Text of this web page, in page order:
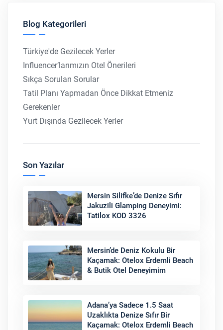
Blog Kategorileri
Türkiye'de Gezilecek Yerler
Influencer’larımızın Otel Önerileri
Sıkça Sorulan Sorular
Tatil Planı Yapmadan Önce Dikkat Etmeniz
Gerekenler
Yurt Dışında Gezilecek Yerler
Son Yazılar
Mersin Silifke’de Denize Sıfır
Jakuzili Glamping Deneyimi:
Tatilox KOD 3326
Mersin’de Deniz Kokulu Bir
Kaçamak: Otelox Erdemli Beach
& Butik Otel Deneyimim
Adana’ya Sadece 1.5 Saat
Uzaklıkta Denize Sıfır Bir
Kaçamak: Otelox Erdemli Beach